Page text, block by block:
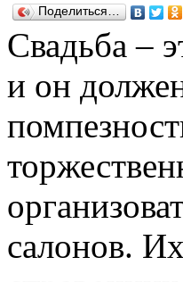
Поделиться…
Свадьба –
и он
салонов.